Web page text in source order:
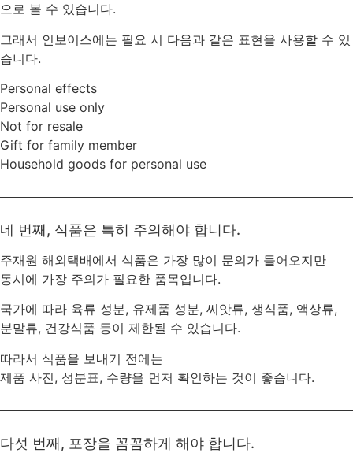
으로 볼 수 있습니다.
그래서 인보이스에는 필요 시 다음과 같은 표현을 사용할 수 있
습니다.
Personal effects
Personal use only
Not for resale
Gift for family member
Household goods for personal use
네 번째, 식품은 특히 주의해야 합니다.
주재원 해외택배에서 식품은 가장 많이 문의가 들어오지만
동시에 가장 주의가 필요한 품목입니다.
국가에 따라 육류 성분, 유제품 성분, 씨앗류, 생식품, 액상류,
분말류, 건강식품 등이 제한될 수 있습니다.
따라서 식품을 보내기 전에는
제품 사진, 성분표, 수량을 먼저 확인하는 것이 좋습니다.
다섯 번째, 포장을 꼼꼼하게 해야 합니다.